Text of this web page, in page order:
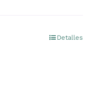
Detalles